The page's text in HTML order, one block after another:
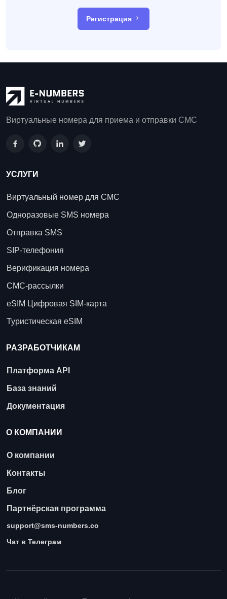
Регистрация
Виртуальные номера для приема и отправки СМС
УСЛУГИ
Виртуальный номер для СМС
Одноразовые SMS номера
Отправка SMS
SIP-телефония
Верификация номера
СМС-рассылки
eSIM Цифровая SIM-карта
Туристическая eSIM
РАЗРАБОТЧИКАМ
Платформа API
База знаний
Документация
О КОМПАНИИ
О компании
Контакты
Блог
Партнёрская программа
support@sms-numbers.co
Чат в Телеграм